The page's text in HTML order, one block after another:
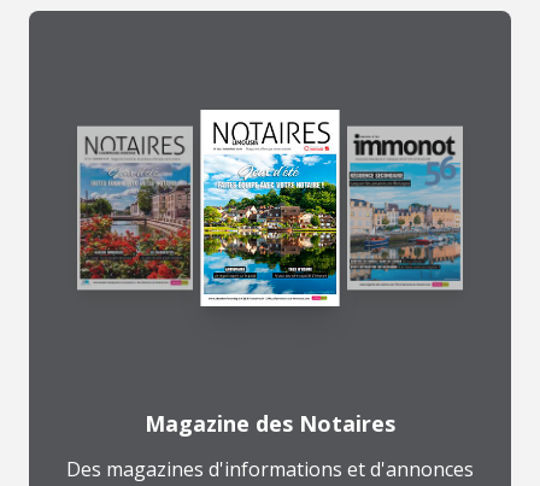
Magazine des Notaires
Des magazines d'informations et d'annonces